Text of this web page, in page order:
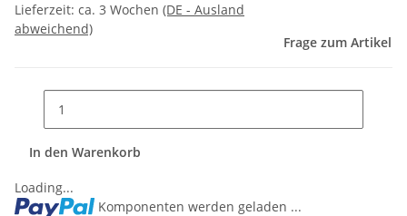
Lieferzeit: ca. 3 Wochen (DE - Ausland
abweichend)
Frage zum Artikel
In den Warenkorb
Loading...
Komponenten werden geladen ...